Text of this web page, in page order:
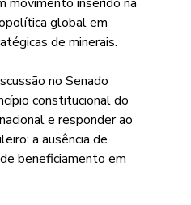
global em
de minerais.
constitucional do
e responder ao
a ausência de
beneficiamento em